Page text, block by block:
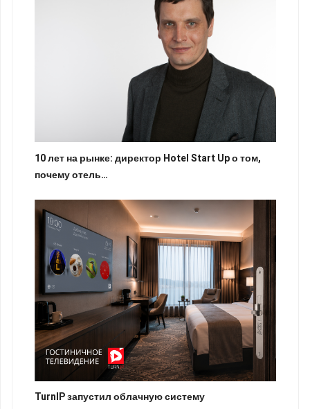
10 лет на рынке: директор Hotel Start Up о том,
почему отель…
TurnIP запустил облачную систему